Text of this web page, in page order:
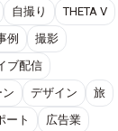
自撮り
THETA V
例
撮影
ブ配信
ン デザイン
旅
ート
広告業